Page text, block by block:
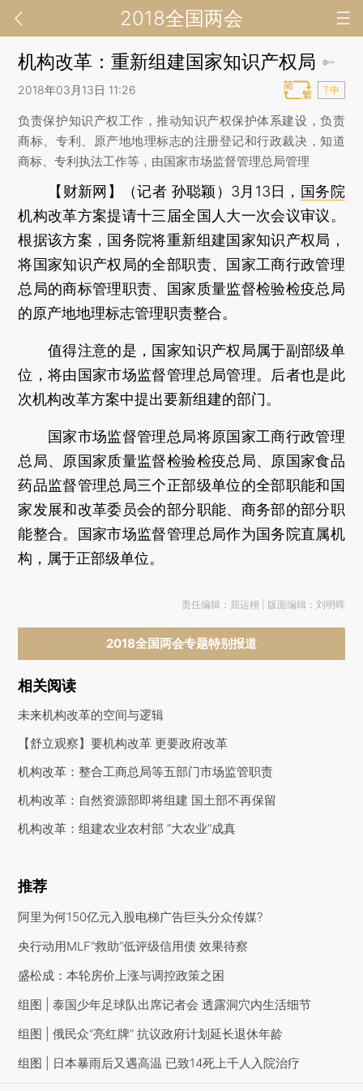
2018全国两会
机构改革：重新组建国家知识产权局
2018年03月13日 11:26 T中
负责保护知识产权工作，推动知识产权保护体系建设，负责
商标、专利、原产地地理标志的注册登记和行政裁决，知道
商标、专利执法工作等，由国家市场监督管理总局管理
【财新网】（记者 孙聪颖） 3月13日， 国务院
机构改革方案提请十三届全国人大一次会议审议。
根据该方案，国务院将重新组建国家知识产权局，
将国家知识产权局的全部职责、国家工商行政管理
总局的商标管理职责、国家质量监督检验检疫总局
的原产地地理标志管理职责整合。
值得注意的是，国家知识产权局属于副部级单
位，将由国家市场监督管理总局管理。后者也是此
次机构改革方案中提出要新组建的部门。
国家市场监督管理总局将原国家工商行政管理
总局、原国家质量监督检验检疫总局、原国家食品
药品监督管理总局三个正部级单位的全部职能和国
家发展和改革委员会的部分职能、商务部的部分职
能整合。国家市场监督管理总局作为国务院直属机
构，属于正部级单位。
责任编辑：屈运栩 | 版面编辑：刘明晖
2018全国两会专题特别报道
相关阅读
未来机构改革的空间与逻辑
【舒立观察】要机构改革 更要政府改革
机构改革：整合工商总局等五部门市场监管职责
机构改革：自然资源部即将组建 国土部不再保留
机构改革：组建农业农村部 “大农业”成真
推荐
阿里为何150亿元入股电梯广告巨头分众传媒?
央行动用MLF“救助”低评级信用债 效果待察
盛松成：本轮房价上涨与调控政策之困
组图 | 泰国少年足球队出席记者会 透露洞穴内生活细节
组图 | 俄民众“亮红牌” 抗议政府计划延长退休年龄
组图 | 日本暴雨后又遇高温 已致14死上千人入院治疗